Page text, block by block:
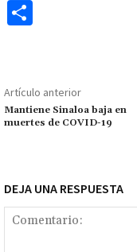
o
k
p
p
p
ar
Artículo anterior
Mantiene Sinaloa baja en
muertes de COVID-19
DEJA UNA RESPUESTA